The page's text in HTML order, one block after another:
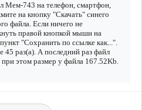
Мем-743 на телефон, смартфон,
на кнопку "Скачать" синего
файла. Если ничего не
правой кнопкой мыши на
"Сохранить по ссылке как...".
раз(а). А последний раз файл
этом размер у файла 167.52Kb.